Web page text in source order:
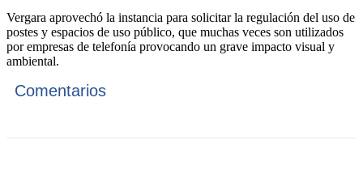
Vergara aprovechó la instancia para solicitar la regulación del uso de
postes y espacios de uso público, que muchas veces son utilizados
por empresas de telefonía provocando un grave impacto visual y
ambiental.
Comentarios